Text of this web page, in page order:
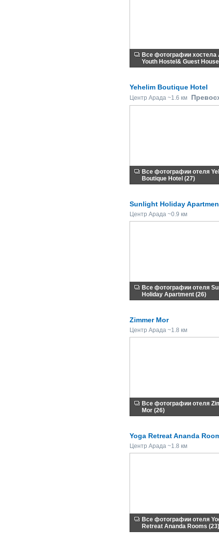
Все фотографии хостела
Youth Hostel& Guest
Yehelim Boutique Hotel
Центр Арада ~1.6 км
Все фотографии отеля
Boutique Hotel (27)
Sunlight Holiday
Центр Арада ~0.9 км
Все фотографии отеля
Holiday Apartment (26)
Zimmer Mor
Центр Арада ~1.8 км
Все фотографии отеля
Mor (26)
Yoga Retreat Ananda
Центр Арада ~1.8 км
Все фотографии отеля
Retreat Ananda Rooms (23)